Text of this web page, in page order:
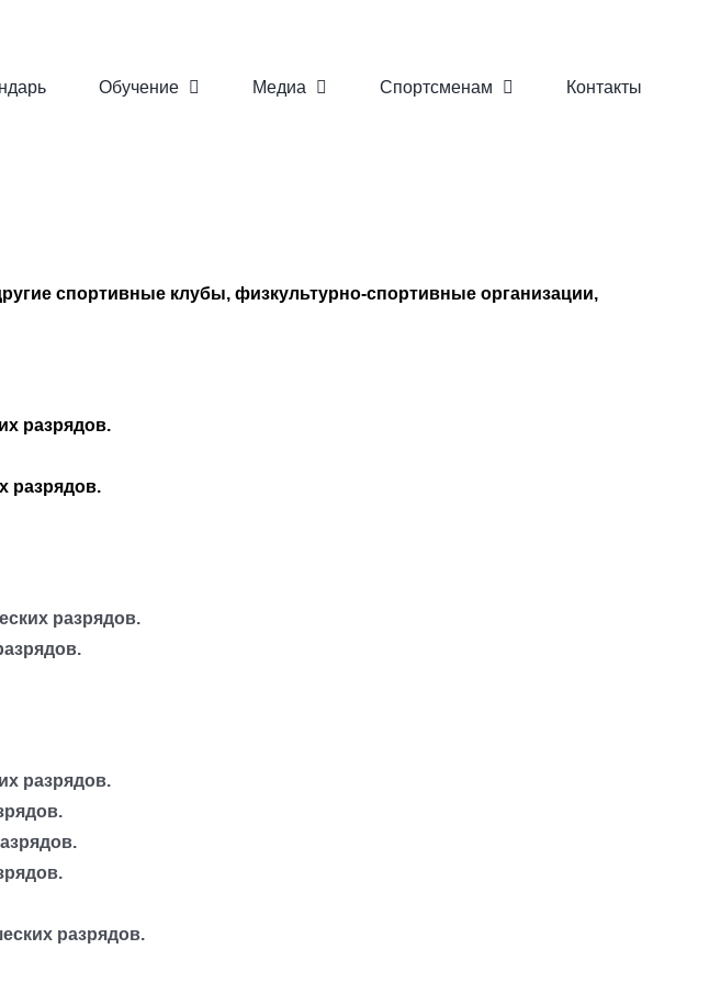
Обучение Медиа Спортсменам Контакты
спортивные клубы, физкультурно-спортивные организации,
разрядов.
разрядов.
разрядов.
разрядов.
разрядов.